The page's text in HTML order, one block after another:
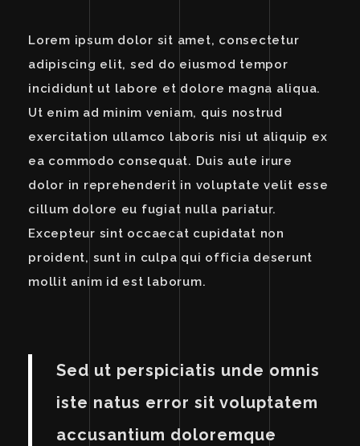
Lorem ipsum dolor sit amet, consectetur
adipiscing elit, sed do eiusmod tempor
incididunt ut labore et dolore magna aliqua.
Ut enim ad minim veniam, quis nostrud
exercitation ullamco laboris nisi ut aliquip ex
ea commodo consequat. Duis aute irure
dolor in reprehenderit in voluptate velit esse
cillum dolore eu fugiat nulla pariatur.
Excepteur sint occaecat cupidatat non
proident, sunt in culpa qui officia deserunt
mollit anim id est laborum.
Sed ut perspiciatis unde omnis
iste natus error sit voluptatem
accusantium doloremque